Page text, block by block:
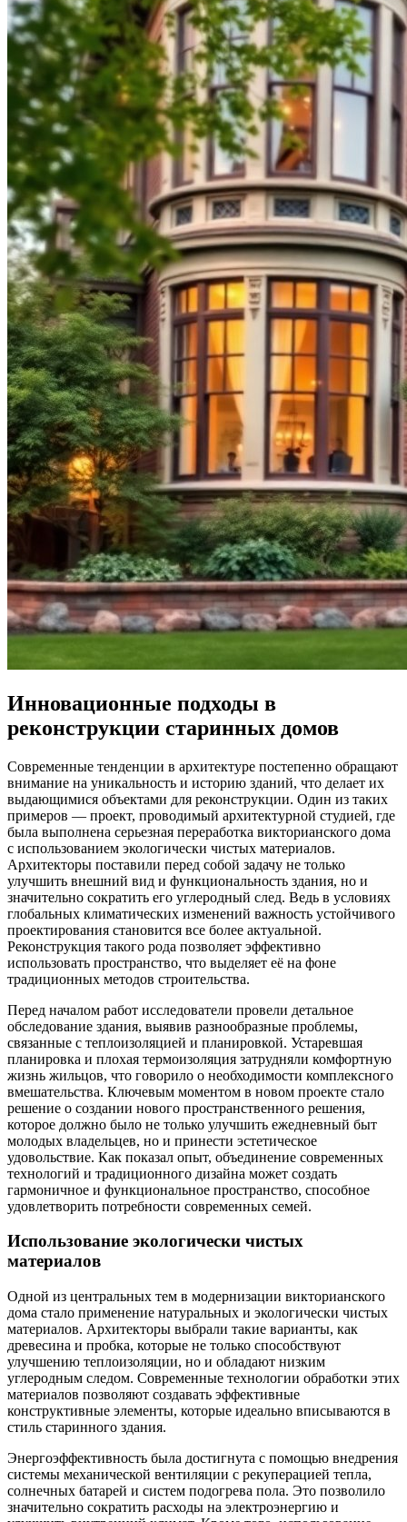
Инновационные подходы в
реконструкции старинных домов
Современные тенденции в архитектуре постепенно обращают
внимание на уникальность и историю зданий, что делает их
выдающимися объектами для реконструкции. Один из таких
примеров — проект, проводимый архитектурной студией, где
была выполнена серьезная переработка викторианского дома
с использованием экологически чистых материалов.
Архитекторы поставили перед собой задачу не только
улучшить внешний вид и функциональность здания, но и
значительно сократить его углеродный след. Ведь в условиях
глобальных климатических изменений важность устойчивого
проектирования становится все более актуальной.
Реконструкция такого рода позволяет эффективно
использовать пространство, что выделяет её на фоне
традиционных методов строительства.
Перед началом работ исследователи провели детальное
обследование здания, выявив разнообразные проблемы,
связанные с теплоизоляцией и планировкой. Устаревшая
планировка и плохая термоизоляция затрудняли комфортную
жизнь жильцов, что говорило о необходимости комплексного
вмешательства. Ключевым моментом в новом проекте стало
решение о создании нового пространственного решения,
которое должно было не только улучшить ежедневный быт
молодых владельцев, но и принести эстетическое
удовольствие. Как показал опыт, объединение современных
технологий и традиционного дизайна может создать
гармоничное и функциональное пространство, способное
удовлетворить потребности современных семей.
Использование экологически чистых
материалов
Одной из центральных тем в модернизации викторианского
дома стало применение натуральных и экологически чистых
материалов. Архитекторы выбрали такие варианты, как
древесина и пробка, которые не только способствуют
улучшению теплоизоляции, но и обладают низким
углеродным следом. Современные технологии обработки этих
материалов позволяют создавать эффективные
конструктивные элементы, которые идеально вписываются в
стиль старинного здания.
Энергоэффективность была достигнута с помощью внедрения
системы механической вентиляции с рекуперацией тепла,
солнечных батарей и систем подогрева пола. Это позволило
значительно сократить расходы на электроэнергию и